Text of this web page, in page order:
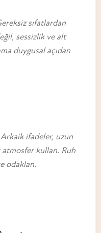
sıfatlardan
sessizlik ve alt
duygusal açıdan
ifadeler, uzun
kullan. Ruh
odaklan.